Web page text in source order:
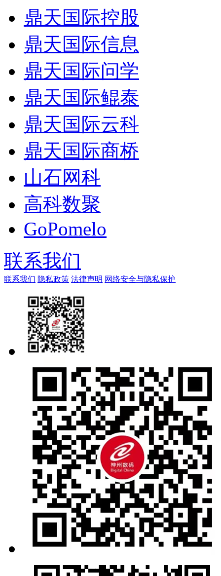
鼎天国际控股
鼎天国际信息
鼎天国际问学
鼎天国际鲲泰
鼎天国际云科
鼎天国际商桥
山石网科
高科数聚
GoPomelo
联系我们
联系我们 隐私政策 法律声明 网络安全与隐私保护